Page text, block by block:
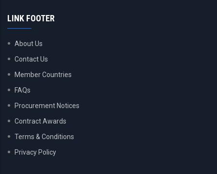
LINK FOOTER
About Us
Contact Us
Member Countries
FAQs
Procurement Notices
Contract Awards
Terms & Conditions
Privacy Policy